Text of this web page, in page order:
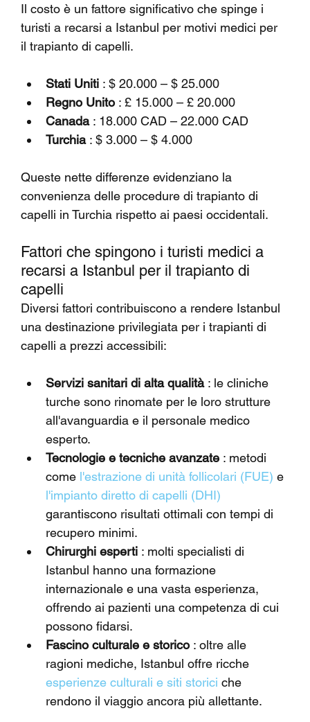
Il costo è un fattore significativo che spinge i
turisti a recarsi a Istanbul per motivi medici per
il trapianto di capelli.
Stati Uniti : $ 20.000 – $ 25.000
Regno Unito : £ 15.000 – £ 20.000
Canada : 18.000 CAD – 22.000 CAD
Turchia : $ 3.000 – $ 4.000
Queste nette differenze evidenziano la
convenienza delle procedure di trapianto di
capelli in Turchia rispetto ai paesi occidentali.
Fattori che spingono i turisti medici a
recarsi a Istanbul per il trapianto di
capelli
Diversi fattori contribuiscono a rendere Istanbul
una destinazione privilegiata per i trapianti di
capelli a prezzi accessibili:
Servizi sanitari di alta qualità : le cliniche
turche sono rinomate per le loro strutture
all'avanguardia e il personale medico
esperto.
Tecnologie e tecniche avanzate : metodi
come l'estrazione di unità follicolari (FUE) e
l'impianto diretto di capelli (DHI)
garantiscono risultati ottimali con tempi di
recupero minimi.
Chirurghi esperti : molti specialisti di
Istanbul hanno una formazione
internazionale e una vasta esperienza,
offrendo ai pazienti una competenza di cui
possono fidarsi.
Fascino culturale e storico : oltre alle
ragioni mediche, Istanbul offre ricche
esperienze culturali e siti storici che
rendono il viaggio ancora più allettante.